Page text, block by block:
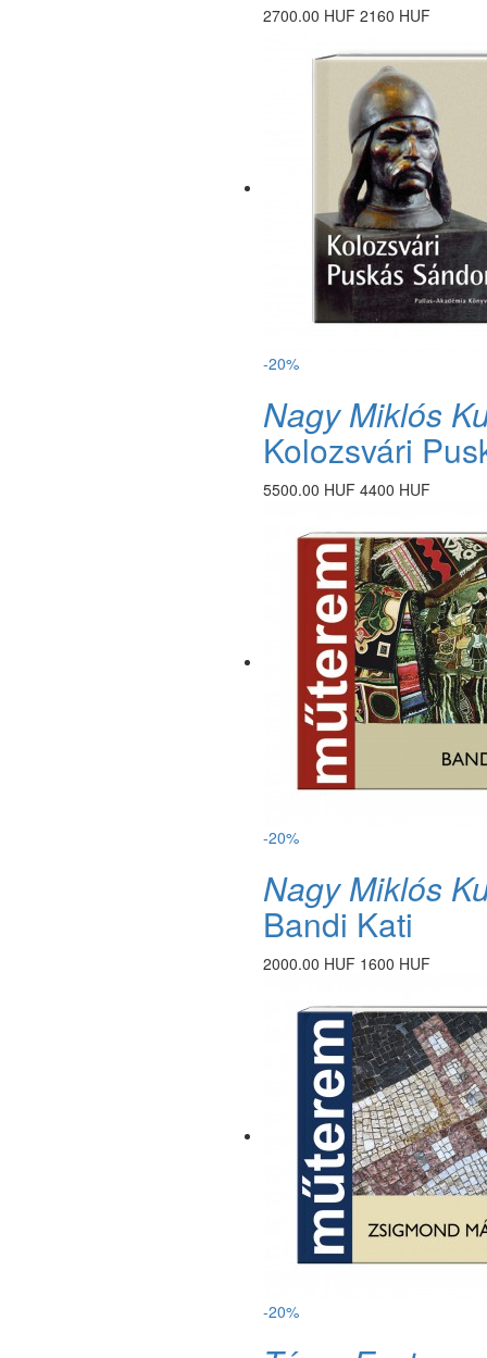
2700.00 HUF 2160 HUF
-20%
Nagy Miklós
Kolozsvári
5500.00 HUF 4400 HUF
-20%
Nagy Miklós
Bandi Kati
2000.00 HUF 1600 HUF
-20%